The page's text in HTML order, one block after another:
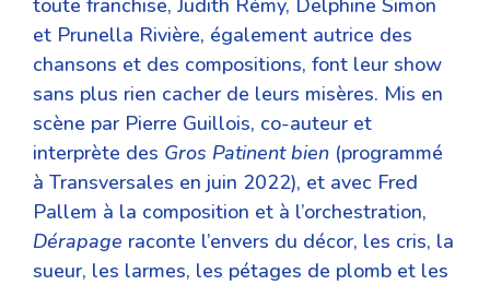
toute franchise, Judith Rémy, Delphine Simon
et Prunella Rivière, également autrice des
chansons et des compositions, font leur show
sans plus rien cacher de leurs misères. Mis en
scène par Pierre Guillois, co-auteur et
interprète des Gros Patinent bien (programmé
à Transversales en juin 2022), et avec Fred
Pallem à la composition et à l’orchestration,
Dérapage raconte l’envers du décor, les cris, la
sueur, les larmes, les pétages de plomb et les